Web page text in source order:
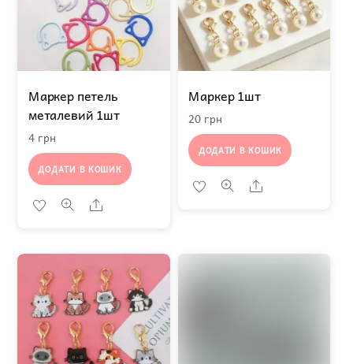
Маркер петель
металевий 1шт
4 грн
ДОДАТИ В КОШИК
Share
Маркер 1шт
20 грн
ДОДАТИ В КОШИК
Share